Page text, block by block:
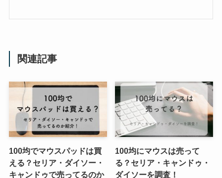
関連記事
100均でマウスパッドは買
える？セリア・ダイソー・
キャンドゥで売ってるのか
100均にマウスは売って
る？セリア・キャンドゥ・
ダイソーを調査！